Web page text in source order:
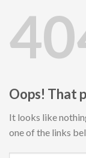
Oops! That
It looks like
one of the links